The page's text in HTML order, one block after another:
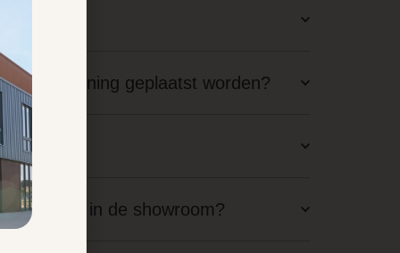
woning geplaatst worden?
nodig?
in de showroom?